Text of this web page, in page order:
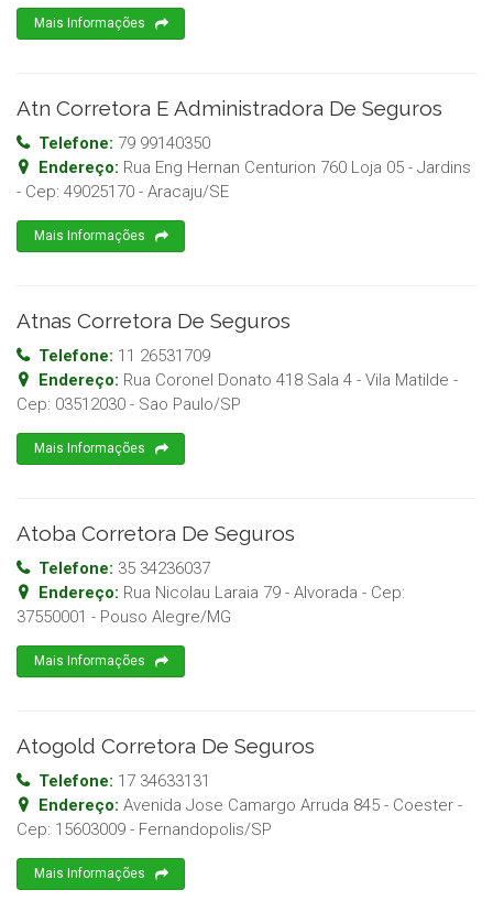
Mais Informações
Atn Corretora E Administradora De Seguros
Telefone: 79 99140350
Endereço: Rua Eng Hernan Centurion 760 Loja 05 - Jardins
- Cep: 49025170 - Aracaju/SE
Mais Informações
Atnas Corretora De Seguros
Telefone: 11 26531709
Endereço: Rua Coronel Donato 418 Sala 4 - Vila Matilde -
Cep: 03512030 - Sao Paulo/SP
Mais Informações
Atoba Corretora De Seguros
Telefone: 35 34236037
Endereço: Rua Nicolau Laraia 79 - Alvorada - Cep:
37550001 - Pouso Alegre/MG
Mais Informações
Atogold Corretora De Seguros
Telefone: 17 34633131
Endereço: Avenida Jose Camargo Arruda 845 - Coester -
Cep: 15603009 - Fernandopolis/SP
Mais Informações